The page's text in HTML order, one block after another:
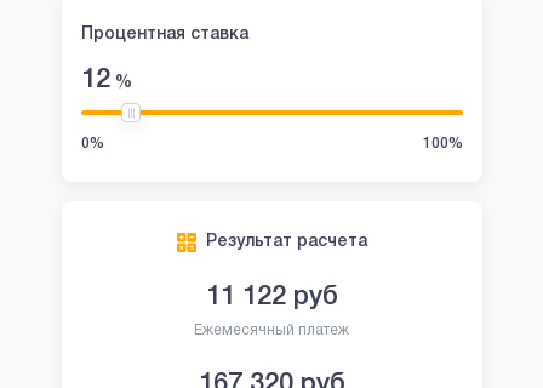
Процентная ставка
12%
0% 100%
Результат расчета
11 122руб
Ежемесячный платеж